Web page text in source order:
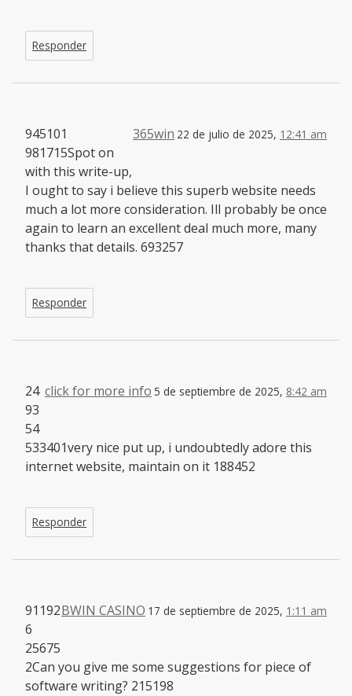
Responder
365win 22 de julio de 2025, 12:41 am
945101
981715Spot on
with this write-up,
I ought to say i believe this superb website needs
much a lot more consideration. Ill probably be once
again to learn an excellent deal much more, many
thanks that details. 693257
Responder
click for more info 5 de septiembre de 2025, 8:42 am
24
93
54
533401very nice put up, i undoubtedly adore this
internet website, maintain on it 188452
Responder
BWIN CASINO 17 de septiembre de 2025, 1:11 am
91192
6
25675
2Can you give me some suggestions for piece of
software writing? 215198